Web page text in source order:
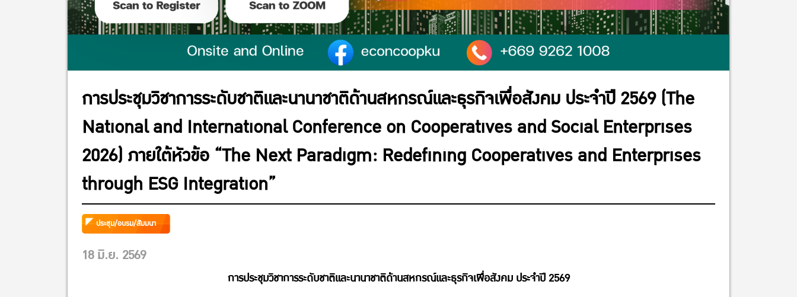
การประชุมวิชาการระดับชาติและนานาชาติด้านสหกรณ์และธุรกิจเพื่อสังคม ประจำปี 2569 (The
National and International Conference on Cooperatives and Social Enterprises
2026) ภายใต้หัวข้อ “The Next Paradigm: Redefining Cooperatives and Enterprises
through ESG Integration”
ประชุม/อบรม/สัมมนา
18 มิ.ย. 2569
การประชุมวิชาการระดับชาติและนานาชาติด้านสหกรณ์และธุรกิจเพื่อสังคม ประจำปี 2569